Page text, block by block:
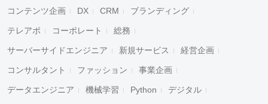
コンテンツ企画 DX CRM ブランディング
テレアポ コーポレート 総務
サーバーサイドエンジニア 新規サービス 経営企画
コンサルタント ファッション 事業企画
データエンジニア 機械学習 Python デジタル